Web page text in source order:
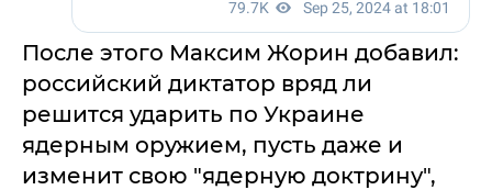
После этого Максим Жорин добавил:
российский диктатор вряд ли
решится ударить по Украине
ядерным оружием, пусть даже и
изменит свою "ядерную доктрину",